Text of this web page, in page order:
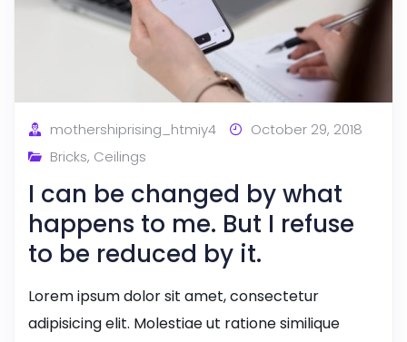
mothershiprising_htmiy4
October 29, 2018
Bricks, Ceilings
I can be changed by what
happens to me. But I refuse
to be reduced by it.
Lorem ipsum dolor sit amet, consectetur
adipisicing elit. Molestiae ut ratione similique